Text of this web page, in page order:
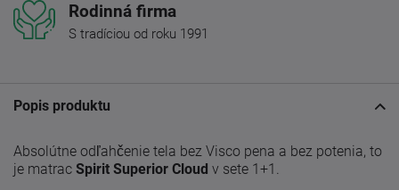
Rodinná firma
S tradíciou od roku 1991
Popis produktu
Absolútne odľahčenie tela bez Visco pena a bez potenia, to
je matrac Spirit Superior Cloud v sete 1+1.